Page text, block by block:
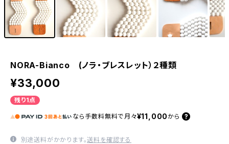
NORA-Bianco (ノラ・ブレスレット）２種類
¥33,000
残り1点
なら 手数料無料で 月々¥11,000 から
別途送料がかかります。送料を確認する